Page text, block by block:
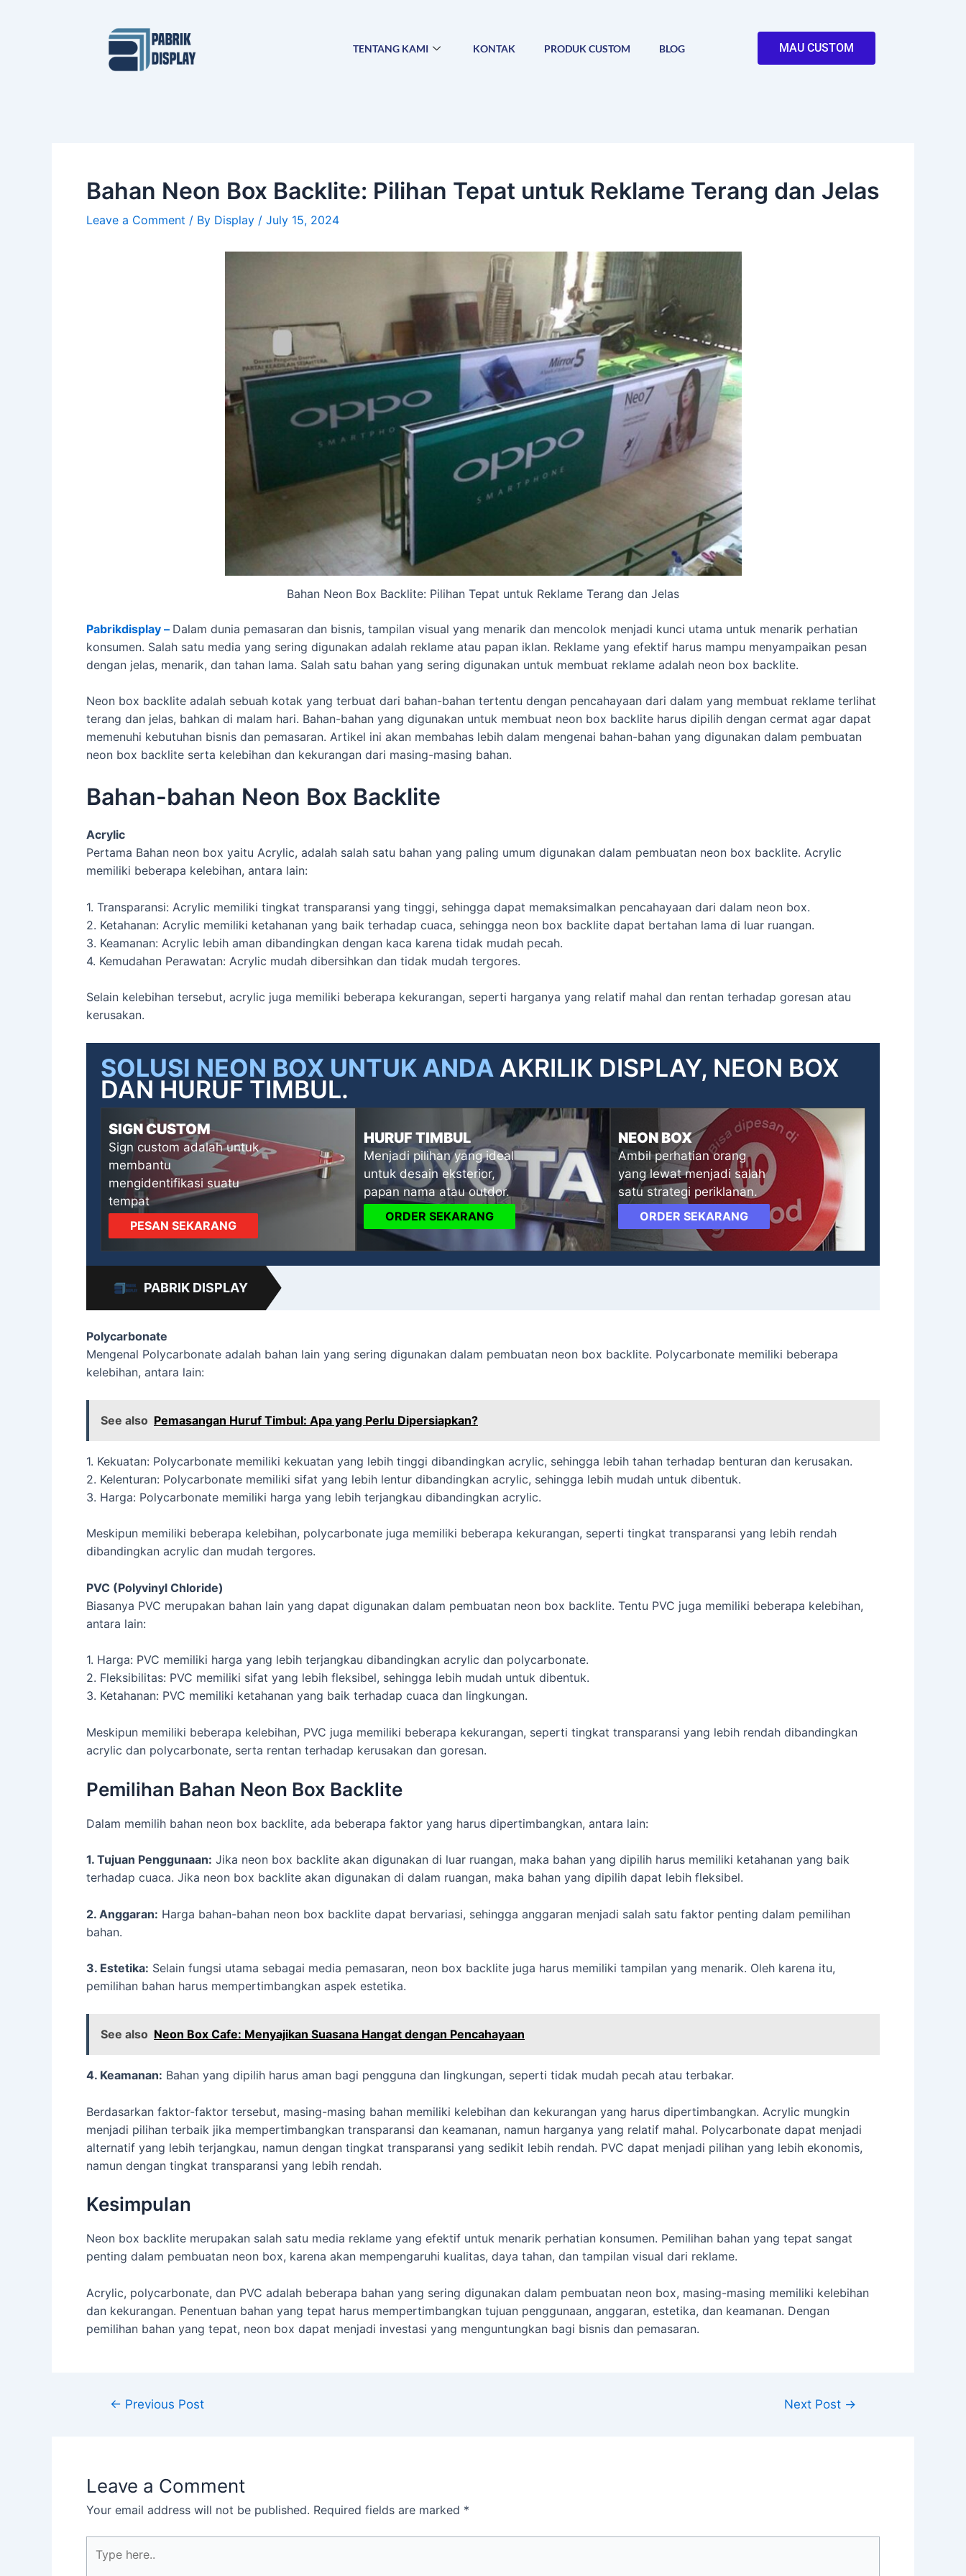
TENTANG KAMI KONTAK PRODUK CUSTOM BLOG MAU CUSTOM
Bahan Neon Box Backlite: Pilihan Tepat untuk Reklame Terang dan Jelas
Leave a Comment / By Display / July 15, 2024
Bahan Neon Box Backlite: Pilihan Tepat untuk Reklame Terang dan Jelas
Pabrikdisplay – Dalam dunia pemasaran dan bisnis, tampilan visual yang menarik dan mencolok menjadi kunci utama untuk menarik perhatian
konsumen. Salah satu media yang sering digunakan adalah reklame atau papan iklan. Reklame yang efektif harus mampu menyampaikan pesan
dengan jelas, menarik, dan tahan lama. Salah satu bahan yang sering digunakan untuk membuat reklame adalah neon box backlite.
Neon box backlite adalah sebuah kotak yang terbuat dari bahan-bahan tertentu dengan pencahayaan dari dalam yang membuat reklame terlihat
terang dan jelas, bahkan di malam hari. Bahan-bahan yang digunakan untuk membuat neon box backlite harus dipilih dengan cermat agar dapat
memenuhi kebutuhan bisnis dan pemasaran. Artikel ini akan membahas lebih dalam mengenai bahan-bahan yang digunakan dalam pembuatan
neon box backlite serta kelebihan dan kekurangan dari masing-masing bahan.
Bahan-bahan Neon Box Backlite
Acrylic
Pertama Bahan neon box yaitu Acrylic, adalah salah satu bahan yang paling umum digunakan dalam pembuatan neon box backlite. Acrylic
memiliki beberapa kelebihan, antara lain:
1. Transparansi: Acrylic memiliki tingkat transparansi yang tinggi, sehingga dapat memaksimalkan pencahayaan dari dalam neon box.
2. Ketahanan: Acrylic memiliki ketahanan yang baik terhadap cuaca, sehingga neon box backlite dapat bertahan lama di luar ruangan.
3. Keamanan: Acrylic lebih aman dibandingkan dengan kaca karena tidak mudah pecah.
4. Kemudahan Perawatan: Acrylic mudah dibersihkan dan tidak mudah tergores.
Selain kelebihan tersebut, acrylic juga memiliki beberapa kekurangan, seperti harganya yang relatif mahal dan rentan terhadap goresan atau
kerusakan.
SOLUSI NEON BOX UNTUK ANDA AKRILIK DISPLAY, NEON BOX
DAN HURUF TIMBUL.
SIGN CUSTOM
Sign custom adalah untuk
membantu
mengidentifikasi suatu
tempat
PESAN SEKARANG
HURUF TIMBUL
Menjadi pilihan yang ideal
untuk desain eksterior,
papan nama atau outdor.
ORDER SEKARANG
NEON BOX
Ambil perhatian orang
yang lewat menjadi salah
satu strategi periklanan.
ORDER SEKARANG
PABRIK DISPLAY
Polycarbonate
Mengenal Polycarbonate adalah bahan lain yang sering digunakan dalam pembuatan neon box backlite. Polycarbonate memiliki beberapa
kelebihan, antara lain:
See also Pemasangan Huruf Timbul: Apa yang Perlu Dipersiapkan?
1. Kekuatan: Polycarbonate memiliki kekuatan yang lebih tinggi dibandingkan acrylic, sehingga lebih tahan terhadap benturan dan kerusakan.
2. Kelenturan: Polycarbonate memiliki sifat yang lebih lentur dibandingkan acrylic, sehingga lebih mudah untuk dibentuk.
3. Harga: Polycarbonate memiliki harga yang lebih terjangkau dibandingkan acrylic.
Meskipun memiliki beberapa kelebihan, polycarbonate juga memiliki beberapa kekurangan, seperti tingkat transparansi yang lebih rendah
dibandingkan acrylic dan mudah tergores.
PVC (Polyvinyl Chloride)
Biasanya PVC merupakan bahan lain yang dapat digunakan dalam pembuatan neon box backlite. Tentu PVC juga memiliki beberapa kelebihan,
antara lain:
1. Harga: PVC memiliki harga yang lebih terjangkau dibandingkan acrylic dan polycarbonate.
2. Fleksibilitas: PVC memiliki sifat yang lebih fleksibel, sehingga lebih mudah untuk dibentuk.
3. Ketahanan: PVC memiliki ketahanan yang baik terhadap cuaca dan lingkungan.
Meskipun memiliki beberapa kelebihan, PVC juga memiliki beberapa kekurangan, seperti tingkat transparansi yang lebih rendah dibandingkan
acrylic dan polycarbonate, serta rentan terhadap kerusakan dan goresan.
Pemilihan Bahan Neon Box Backlite
Dalam memilih bahan neon box backlite, ada beberapa faktor yang harus dipertimbangkan, antara lain:
1. Tujuan Penggunaan: Jika neon box backlite akan digunakan di luar ruangan, maka bahan yang dipilih harus memiliki ketahanan yang baik
terhadap cuaca. Jika neon box backlite akan digunakan di dalam ruangan, maka bahan yang dipilih dapat lebih fleksibel.
2. Anggaran: Harga bahan-bahan neon box backlite dapat bervariasi, sehingga anggaran menjadi salah satu faktor penting dalam pemilihan
bahan.
3. Estetika: Selain fungsi utama sebagai media pemasaran, neon box backlite juga harus memiliki tampilan yang menarik. Oleh karena itu,
pemilihan bahan harus mempertimbangkan aspek estetika.
See also Neon Box Cafe: Menyajikan Suasana Hangat dengan Pencahayaan
4. Keamanan: Bahan yang dipilih harus aman bagi pengguna dan lingkungan, seperti tidak mudah pecah atau terbakar.
Berdasarkan faktor-faktor tersebut, masing-masing bahan memiliki kelebihan dan kekurangan yang harus dipertimbangkan. Acrylic mungkin
menjadi pilihan terbaik jika mempertimbangkan transparansi dan keamanan, namun harganya yang relatif mahal. Polycarbonate dapat menjadi
alternatif yang lebih terjangkau, namun dengan tingkat transparansi yang sedikit lebih rendah. PVC dapat menjadi pilihan yang lebih ekonomis,
namun dengan tingkat transparansi yang lebih rendah.
Kesimpulan
Neon box backlite merupakan salah satu media reklame yang efektif untuk menarik perhatian konsumen. Pemilihan bahan yang tepat sangat
penting dalam pembuatan neon box, karena akan mempengaruhi kualitas, daya tahan, dan tampilan visual dari reklame.
Acrylic, polycarbonate, dan PVC adalah beberapa bahan yang sering digunakan dalam pembuatan neon box, masing-masing memiliki kelebihan
dan kekurangan. Penentuan bahan yang tepat harus mempertimbangkan tujuan penggunaan, anggaran, estetika, dan keamanan. Dengan
pemilihan bahan yang tepat, neon box dapat menjadi investasi yang menguntungkan bagi bisnis dan pemasaran.
navigation
← Previous Post Next Post →
Leave a Comment
Your email address will not be published. Required fields are marked *
here..